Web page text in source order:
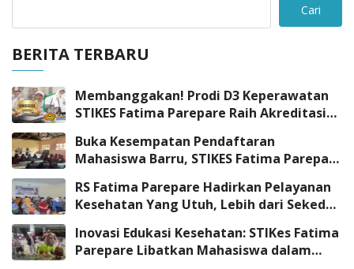
Cari
BERITA TERBARU
Membanggakan! Prodi D3 Keperawatan
STIKES Fatima Parepare Raih Akreditasi
Buka Kesempatan Pendaftaran
Mahasiswa Barru, STIKES Fatima Parepare
RS Fatima Parepare Hadirkan Pelayanan
Kesehatan Yang Utuh, Lebih dari Sekedar
Inovasi Edukasi Kesehatan: STIKes Fatima
Parepare Libatkan Mahasiswa dalam